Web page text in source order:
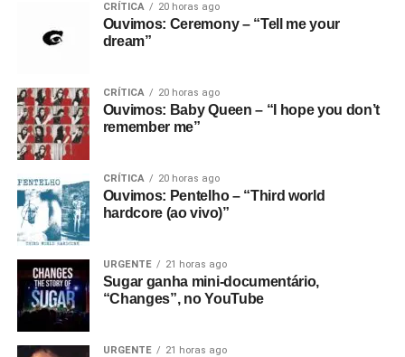
CRÍTICA 20 horas ago
Ouvimos: Ceremony – “Tell me your
dream”
CRÍTICA 20 horas ago
Ouvimos: Baby Queen – “I hope you don’t
remember me”
CRÍTICA 20 horas ago
Ouvimos: Pentelho – “Third world
hardcore (ao vivo)”
URGENTE 21 horas ago
Sugar ganha mini-documentário,
“Changes”, no YouTube
URGENTE 21 horas ago